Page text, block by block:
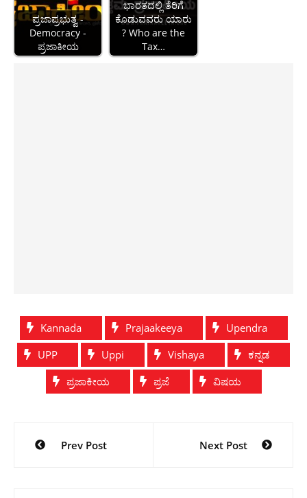
ಪ್ರಜಾಪ್ರಭುತ್ವ -
Democracy -
ಪ್ರಜಾಕೀಯ
ಭಾರತದಲ್ಲಿ ತೆರಿಗೆ
ಕೊಡುವವರು ಯಾರು
? Who are the
Tax…
Kannada Prajaakeeya
Upendra
UPP
Uppi Vishaya
ಕನ್ನಡ
ಪ್ರಜಾಕೀಯ
ಪ್ರಜೆ ವಿಷಯ
navigation
Prev Post Next Post